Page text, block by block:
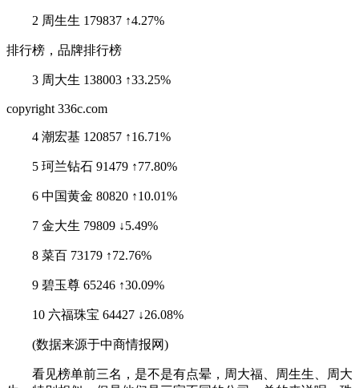
2 周生生 179837 ↑4.27%
排行榜，品牌排行榜
3 周大生 138003 ↑33.25%
copyright 336c.com
4 潮宏基 120857 ↑16.71%
5 珂兰钻石 91479 ↑77.80%
6 中国黄金 80820 ↑10.01%
7 金大生 79809 ↓5.49%
8 菜百 73179 ↑72.76%
9 碧玉尊 65246 ↑30.09%
10 六福珠宝 64427 ↓26.08%
(数据来源于中商情报网)
看见榜单前三名，是不是有点晕，周大福、周生生、周大